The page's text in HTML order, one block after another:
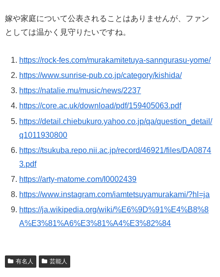
嫁や家庭について公表されることはありませんが、ファン
としては温かく見守りたいですね。
https://rock-fes.com/murakamitetuya-sanngurasu-yome/
https://www.sunrise-pub.co.jp/category/kishida/
https://natalie.mu/music/news/2237
https://core.ac.uk/download/pdf/159405063.pdf
https://detail.chiebukuro.yahoo.co.jp/qa/question_detail/
q1011930800
https://tsukuba.repo.nii.ac.jp/record/46921/files/DA0874
3.pdf
https://arty-matome.com/I0002439
https://www.instagram.com/iamtetsuyamurakami/?hl=ja
https://ja.wikipedia.org/wiki/%E6%9D%91%E4%B8%8
A%E3%81%A6%E3%81%A4%E3%82%84
有名人 芸能人